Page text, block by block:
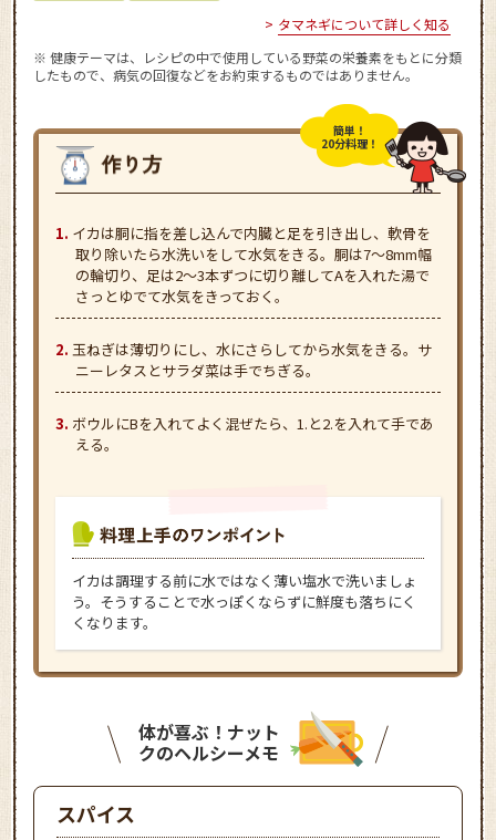
タマネギについて詳しく知る
※ 健康テーマは、レシピの中で使用している野菜の栄養素をもとに分類
したもので、病気の回復などをお約束するものではありません。
簡単！
20分料理！
イカは胴に指を差し込んで内臓と足を引き出し、軟骨を
取り除いたら水洗いをして水気をきる。胴は7～8mm幅
の輪切り、足は2～3本ずつに切り離してAを入れた湯で
さっとゆでて水気をきっておく。
玉ねぎは薄切りにし、水にさらしてから水気をきる。サ
ニーレタスとサラダ菜は手でちぎる。
ボウルにBを入れてよく混ぜたら、1.と2.を入れて手であ
える。
イカは調理する前に水ではなく薄い塩水で洗いましょ
う。そうすることで水っぽくならずに鮮度も落ちにく
くなります。
体が喜ぶ！ナット
クのヘルシーメモ
スパイス